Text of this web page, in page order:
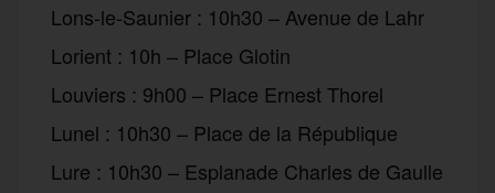
Lons-le-Saunier : 10h30 – Avenue de Lahr
Lorient : 10h – Place Glotin
Louviers : 9h00 – Place Ernest Thorel
Lunel : 10h30 – Place de la République
Lure : 10h30 – Esplanade Charles de Gaulle